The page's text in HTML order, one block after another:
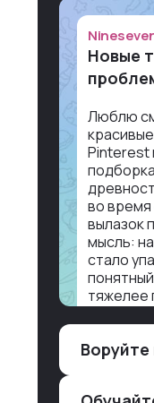
Новые
Люблю
Pinterest
во время
вылазок
мысль:
стало
тяжелее
Объясню